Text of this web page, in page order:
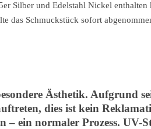
Silber und Edelstahl Nickel
das Schmuckstück sofort
Ästhetik. Aufgrund
dies ist kein
– ein normaler Prozess. UV-